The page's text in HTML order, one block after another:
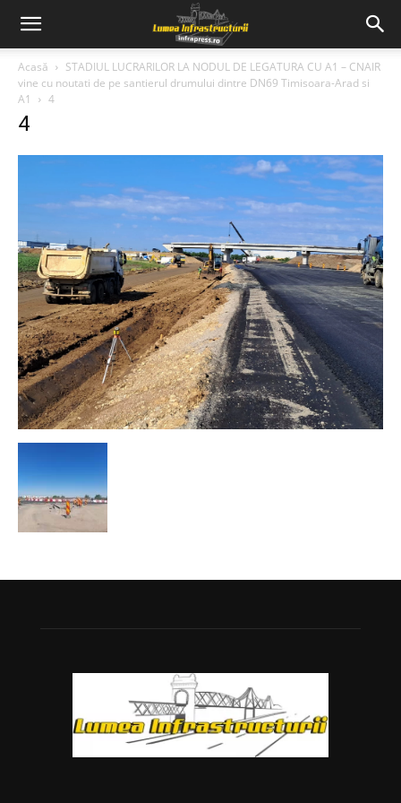
Acasă
STADIUL LUCRARILOR LA NODUL DE LEGATURA CU A1 – CNAIR
vine cu noutati de pe santierul drumului dintre DN69 Timisoara-Arad si
A1
4
4